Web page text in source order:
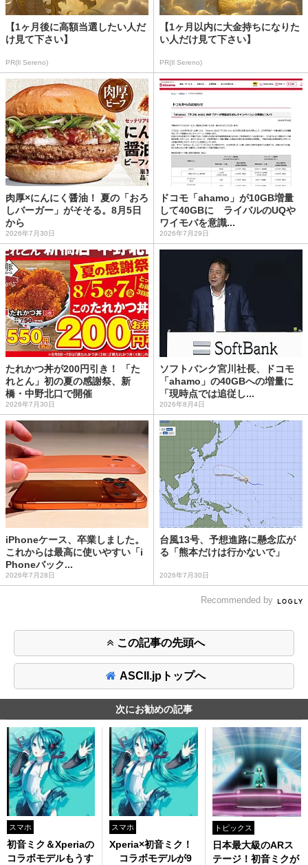
【1ヶ月後に高額当選したい人だ
け見て下さい】
PR(Il Sereno)
【1ヶ月以内に大金持ちになりた
い人だけ見て下さい】
PR(Il Sereno)
肉厚×にんにく醤油！ 夏の「おろ
しバーガー」がそそる。8月5日
から
2026年7月30日
ドコモ「ahamo」が10GB増量
して40GBに ライバルのUQや
ワイモバを意識...
2026年7月29日
たれかつ丼が200円引き！ 「た
れとん」初の夏の感謝祭、新
橋・中野北口で開催
2026年7月30日
ソフトバンク宮川社長、ドコモ
「ahamo」の40GBへの増量に
「現時点では追従し...
2026年8月4日
iPhoneケース、卒業しました。
これからは最高に使いやすい「i
Phoneバック...
2026年7月28日
台風13号、予想進路に懸念広が
る「熊本だけは行かないで」
2026年7月30日
Recommended by
この記事の先頭へ
ASCII.jpトップへ
次にお勧めの記事
スマホ
初音ミク＆Xperiaの
コラボモデルもうす
スマホ
Xperia×初音ミク！
コラボモデルが9
トピックス
日本最大級のARス
テージ！初音ミクが